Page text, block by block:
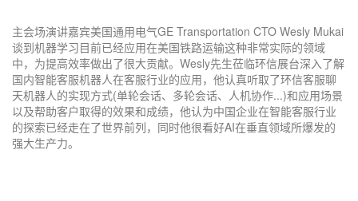
主会场演讲嘉宾美国通用电气GE Transportation CTO Wesly Mukai
谈到机器学习目前已经应用在美国铁路运输这种非常实际的领域
中，为提高效率做出了很大贡献。Wesly先生莅临环信展台深入了解
国内智能客服机器人在客服行业的应用，他认真听取了环信客服聊
天机器人的实现方式(单轮会话、多轮会话、人机协作...)和应用场景
以及帮助客户取得的效果和成绩，他认为中国企业在智能客服行业
的探索已经走在了世界前列，同时他很看好AI在垂直领域所爆发的
强大生产力。